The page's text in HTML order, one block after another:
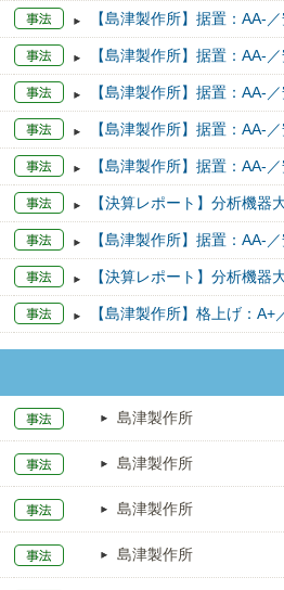
【島津製作所】据置：AA-
【島津製作所】据置：AA-
【島津製作所】据置：AA-
【島津製作所】据置：AA-
【島津製作所】据置：AA-
【決算レポート】分析機器
【島津製作所】据置：AA-
【決算レポート】分析機器
【島津製作所】格上げ：
島津製作所
島津製作所
島津製作所
島津製作所